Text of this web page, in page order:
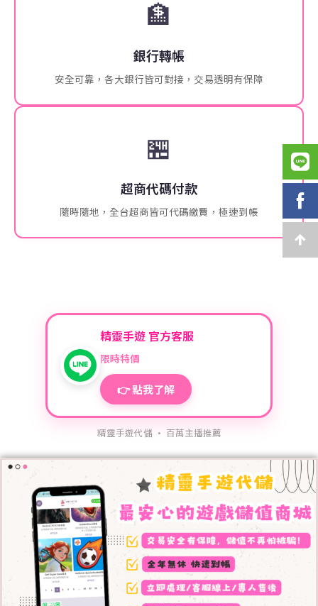
🏦
銀行轉帳
安全可靠，各大銀行皆可對接，交易透明有保障
🏪
超商代碼付款
隨時隨地，全台超商皆可代碼繳費，極速到帳
精靈手遊 官方客服
限時特價
👉 點我了解
精靈手遊代儲 · 百萬主播推薦